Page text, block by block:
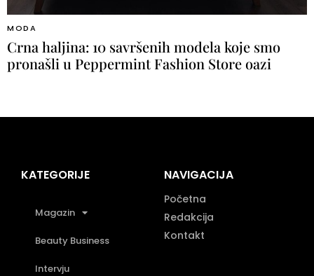
MODA
Crna haljina: 10 savršenih modela koje smo
pronašli u Peppermint Fashion Store oazi
KATEGORIJE
Magazin
Beauty Business
Intervju
NAVIGACIJA
Početna
Redakcija
Kontakt